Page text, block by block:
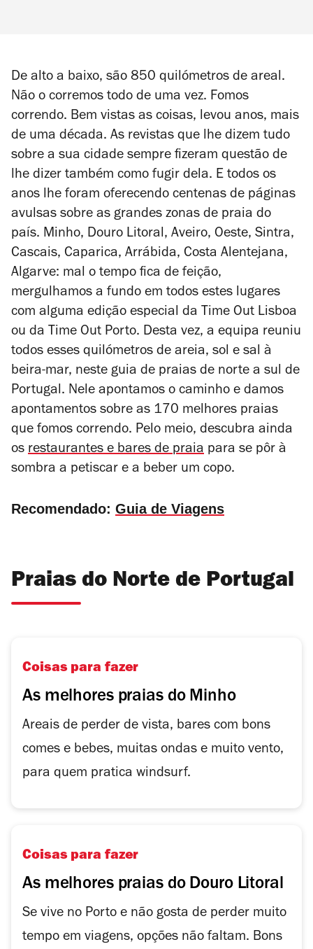
De alto a baixo, são 850 quilómetros de areal.
Não o corremos todo de uma vez. Fomos
correndo. Bem vistas as coisas, levou anos, mais
de uma década. As revistas que lhe dizem tudo
sobre a sua cidade sempre fizeram questão de
lhe dizer também como fugir dela. E todos os
anos lhe foram oferecendo centenas de páginas
avulsas sobre as grandes zonas de praia do
país. Minho, Douro Litoral, Aveiro, Oeste, Sintra,
Cascais, Caparica, Arrábida, Costa Alentejana,
Algarve: mal o tempo fica de feição,
mergulhamos a fundo em todos estes lugares
com alguma edição especial da Time Out Lisboa
ou da Time Out Porto. Desta vez, a equipa reuniu
todos esses quilómetros de areia, sol e sal à
beira-mar, neste guia de praias de norte a sul de
Portugal. Nele apontamos o caminho e damos
apontamentos sobre as 170 melhores praias
que fomos correndo. Pelo meio, descubra ainda
os restaurantes e bares de praia para se pôr à
sombra a petiscar e a beber um copo.
Recomendado: Guia de Viagens
Praias do Norte de Portugal
Coisas para fazer
As melhores praias do Minho
Areais de perder de vista, bares com bons
comes e bebes, muitas ondas e muito vento,
para quem pratica windsurf.
Coisas para fazer
As melhores praias do Douro Litoral
Se vive no Porto e não gosta de perder muito
tempo em viagens, opções não faltam. Bons